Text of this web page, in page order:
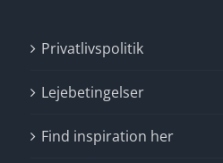
Privatlivspolitik
Lejebetingelser
Find inspiration her